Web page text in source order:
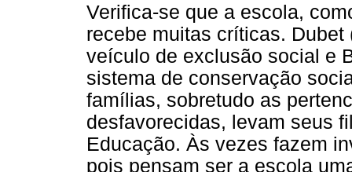
Verifica-se que a escola,
recebe muitas críticas.
veículo de exclusão social e
sistema de conservação
famílias, sobretudo as
desfavorecidas, levam seus
Educação. Às vezes fazem
pois pensam ser a escola